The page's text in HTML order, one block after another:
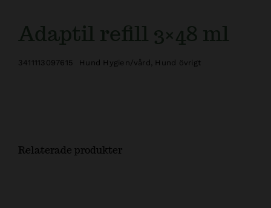
Adaptil refill 3×48 ml
3411113097615 Hund Hygien/vård Hund övrigt
Relaterade produkter